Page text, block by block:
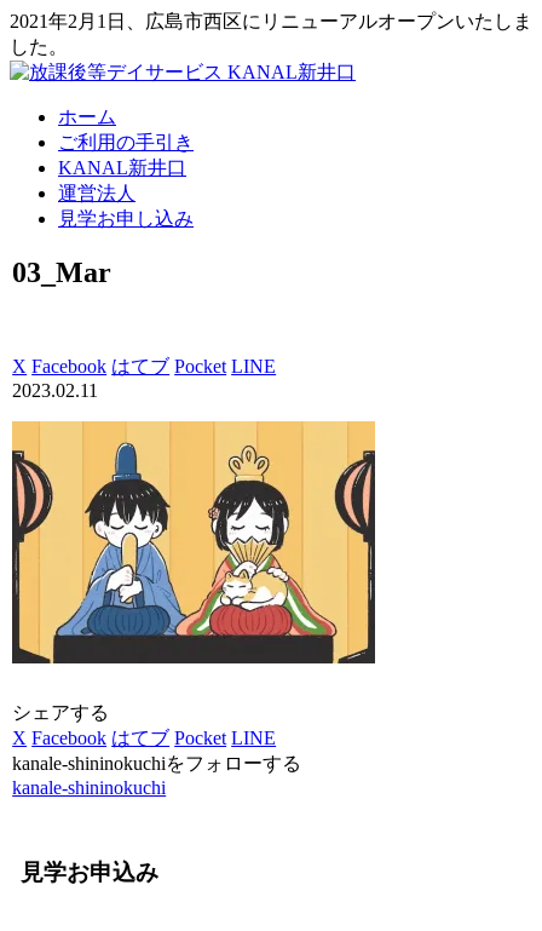
2021年2月1日、広島市西区にリニューアルオープンいたしま
した。
ホーム
ご利用の手引き
KANAL新井口
運営法人
見学お申し込み
03_Mar
X Facebook はてブ Pocket LINE
2023.02.11
シェアする
X Facebook はてブ Pocket LINE
kanale-shininokuchiをフォローする
kanale-shininokuchi
見学お申込み